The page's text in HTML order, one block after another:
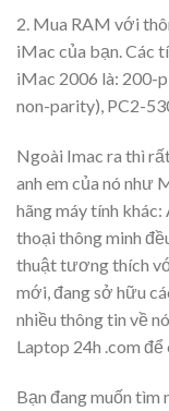
2. Mua RAM với
iMac của bạn. Các
iMac 2006 là: 200-
non-parity), PC2-
Ngoài Imac ra thì
anh em của nó như
hãng máy tính khác:
thoại thông minh
thuật tương thích
mới, đang sở hữu
nhiều thông tin về
Laptop 24h .com
Bạn đang muốn tìm